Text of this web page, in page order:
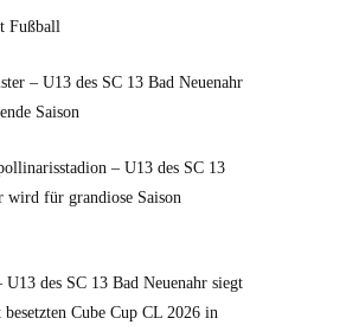
Fußball
– U13 des SC 13 Bad Neuenahr
Saison
– U13 des SC 13
wird für grandiose Saison
U13 des SC 13 Bad Neuenahr siegt
Cube Cup CL 2026 in